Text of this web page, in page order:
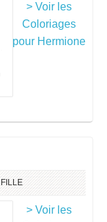
> Voir les
Coloriages
pour Hermione
FILLE
> Voir les